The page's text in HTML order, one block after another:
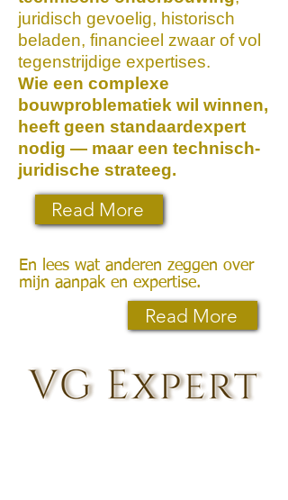
juridisch gevoelig, historisch
beladen, financieel zwaar of vol
tegenstrijdige expertises.
Wie een complexe
bouwproblematiek wil winnen,
heeft geen standaardexpert
nodig — maar een technisch-
juridische strateeg.
Read More
En lees wat anderen zeggen over
mijn aanpak en expertise.
Read More